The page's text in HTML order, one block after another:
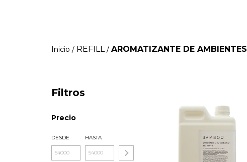
Inicio / REFILL / AROMATIZANTE DE AMBIENTES
Filtros
Precio
DESDE HASTA